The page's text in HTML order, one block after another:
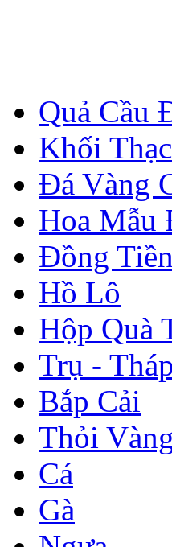
Quả Cầu
Khối
Đá Vàng
Hoa Mẫu
Đồng
Hồ Lô
Hộp Quà
Trụ - Tháp
Bắp Cải
Thỏi Vàng
Cá
Gà